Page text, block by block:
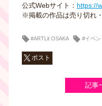
公式Webサイト： https://
※掲載の作品は売り切れ
#ARTLit OSAKA #イベン
ポスト
記事